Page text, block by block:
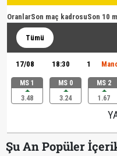
OranlarSon maç kadrosuSon 10
Tümü
17/08 18:30 1
MS 1
3.48
MS 0
3.24
MS 2
1.67
Şu An Popüler